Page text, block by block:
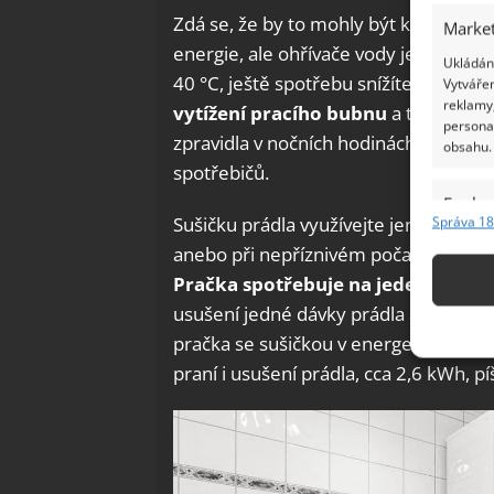
obsahu.
Funkce
Správa
Zdá se, že by to mohly být
energie, ale ohřívače vody je
40 °C, ještě spotřebu snížíte. Záleží
vytížení pracího bubnu a také na
zpravidla v nočních hodinách. Stejně
spotřebičů.
Sušičku prádla využívejte jen v
anebo při nepříznivém počasí. Jinak
Pračka spotřebuje na jeden prací
usušení jedné dávky prádla asi 2
pračka se sušičkou v energetické
praní i usušení prádla, cca 2,6 kWh,